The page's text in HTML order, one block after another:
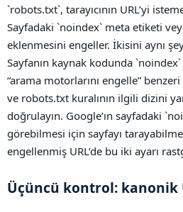
`robots.txt`, tarayıcının URL’yi
Sayfadaki `noindex` meta etiketi
eklenmesini engeller. İkisini aynı
Sayfanın kaynak kodunda `noindex`
“arama motorlarını engelle”
ve robots.txt kuralının ilgili dizini
doğrulayın. Google’ın sayfadaki
görebilmesi için sayfayı
engellenmiş URL’de bu iki ayarı
Üçüncü kontrol: kanonik